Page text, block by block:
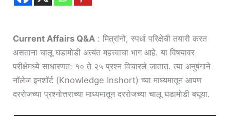
Current Affairs Q&A : मित्रांनो, स्पर्धा परिक्षेची तयारी करत
असताना चालू घडामोडी अत्यंत महत्त्वाचा भाग आहे. या विषयावर
परीक्षेमध्ये साधारणतः १० ते २५ प्रश्न विचारले जातात. त्या अनुषंगाने
नॉलेज इनशॉर्ट (Knowledge Inshort) च्या माध्यमातून आपण
दररोजच्या प्रश्नोत्तराच्या माध्यमातून दररोजच्या चालू घडामोडी बघूया.